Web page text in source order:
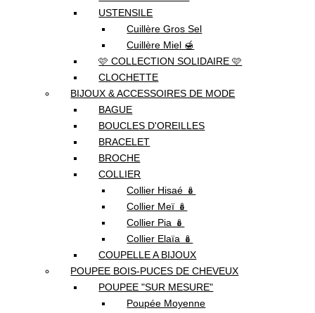
USTENSILE
Cuillère Gros Sel
Cuillère Miel 🍯
🩷 COLLECTION SOLIDAIRE 🩷
CLOCHETTE
BIJOUX & ACCESSOIRES DE MODE
BAGUE
BOUCLES D'OREILLES
BRACELET
BROCHE
COLLIER
Collier Hisaé 🪆
Collier Meï 🪆
Collier Pia 🪆
Collier Elaïa 🪆
COUPELLE A BIJOUX
POUPEE BOIS-PUCES DE CHEVEUX
POUPEE "SUR MESURE"
Poupée Moyenne